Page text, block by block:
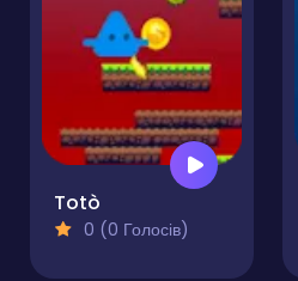
Totò
0 (0 Голосів)